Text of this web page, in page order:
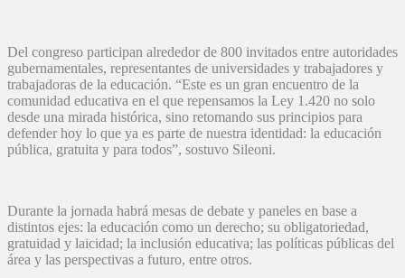
Del congreso participan alrededor de 800 invitados entre autoridades
gubernamentales, representantes de universidades y trabajadores y
trabajadoras de la educación. “Este es un gran encuentro de la
comunidad educativa en el que repensamos la Ley 1.420 no solo
desde una mirada histórica, sino retomando sus principios para
defender hoy lo que ya es parte de nuestra identidad: la educación
pública, gratuita y para todos”, sostuvo Sileoni.
Durante la jornada habrá mesas de debate y paneles en base a
distintos ejes: la educación como un derecho; su obligatoriedad,
gratuidad y laicidad; la inclusión educativa; las políticas públicas del
área y las perspectivas a futuro, entre otros.